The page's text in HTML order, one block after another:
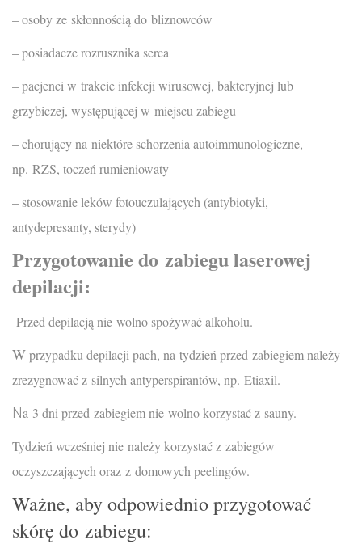
– osoby ze skłonnością do bliznowców
– posiadacze rozrusznika serca
– pacjenci w trakcie infekcji wirusowej, bakteryjnej lub
grzybiczej, występującej w miejscu zabiegu
– chorujący na niektóre schorzenia autoimmunologiczne,
np. RZS, toczeń rumieniowaty
– stosowanie leków fotouczulających (antybiotyki,
antydepresanty, sterydy)
Przygotowanie do zabiegu laserowej
depilacji:
Przed depilacją nie wolno spożywać alkoholu.
Wprzypadku depilacji pach, na tydzień przed zabiegiem należy
zrezygnować z silnych antyperspirantów, np. Etiaxil.
Na 3 dni przed zabiegiem nie wolno korzystać z sauny.
Tydzień wcześniej nie należy korzystać z zabiegów
oczyszczających oraz z domowych peelingów.
Ważne, aby odpowiednio przygotować
skórę do zabiegu: